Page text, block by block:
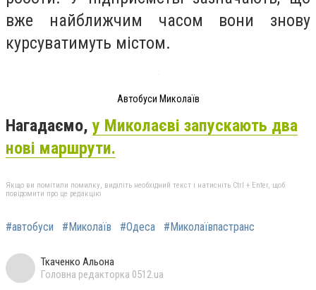
вже найближчим часом вони знову
курсуватимуть містом.
Автобуси Миколаїв
Нагадаємо, у Миколаєві запускають два
нові маршрути.
Якщо ви помітили помилку, виділіть необхідний текст і натисніть Ctrl + Enter, щоб
повідомити про це редакцію
#автобуси #Миколаїв #Одеса #Миколаївпастранс
Ткаченко Альона
Головна редакторка 0512.ua